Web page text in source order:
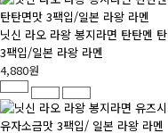
닛신 라오 라왕 봉지라면 탄탄멘
3팩입/일본 라왕 라멘
4,880원